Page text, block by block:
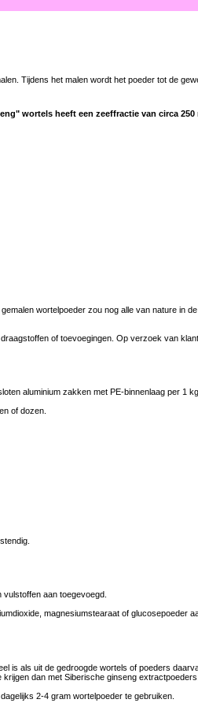
Tijdens het malen wordt het poeder tot de
wortels heeft een zeeffractie van circa 250
wortelpoeder zou nog alle van nature in
of toevoegingen. Op verzoek van
aluminium zakken met PE-binnenlaag per 1
of dozen.
aan toegevoegd.
magnesiumstearaat of glucosepoeder
is als uit de gedroogde wortels of poeders
dan met Siberische ginseng extractpoeders.
2-4 gram wortelpoeder te gebruiken.